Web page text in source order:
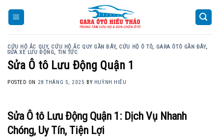
CỨU HỘ ẮC QUY, CỨU HỘ ẮC QUY GẦN ĐÂY, CỨU HỘ Ô TÔ, GARA ÔTÔ GẦN ĐÂY,
SỬA XE LƯU ĐỘNG, TIN TỨC
Sửa Ô tô Lưu Động Quận 1
POSTED ON 28 THÁNG 5, 2025 BY HUỲNH HIẾU
Sửa Ô tô Lưu Động Quận 1: Dịch Vụ Nhanh
Chóng, Uy Tín, Tiện Lợi